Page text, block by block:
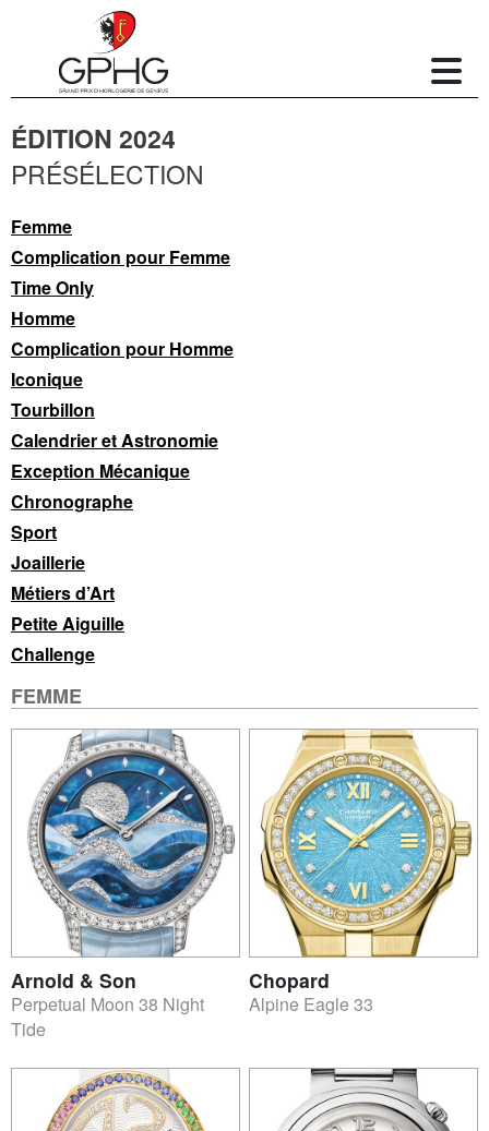
ÉDITION 2024
PRÉSÉLECTION
Femme
Complication pour Femme
Time Only
Homme
Complication pour Homme
Iconique
Tourbillon
Calendrier et Astronomie
Exception Mécanique
Chronographe
Sport
Joaillerie
Métiers d’Art
Petite Aiguille
Challenge
FEMME
Arnold & Son
Perpetual Moon 38 Night
Tide
Chopard
Alpine Eagle 33